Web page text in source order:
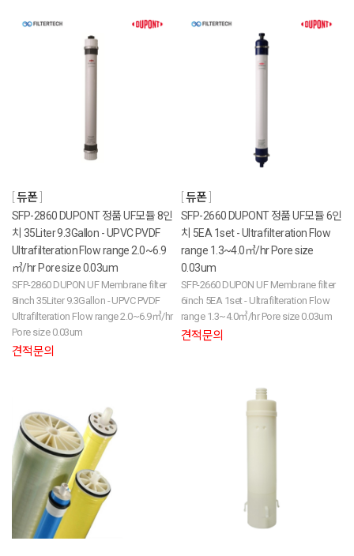
듀폰
SFP-2860 DUPONT 정품 UF모듈 8인
치 35Liter 9.3Gallon - UPVC PVDF
Ultrafilteration Flow range 2.0~6.9
㎥/hr Pore size 0.03um
SFP-2860 DUPON UF Membrane filter
8inch 35Liter 9.3Gallon - UPVC PVDF
Ultrafilteration Flow range 2.0~6.9㎥/hr
Pore size 0.03um
견적문의
듀폰
SFP-2660 DUPONT 정품 UF모듈 6인
치 5EA 1set - Ultrafilteration Flow
range 1.3~4.0㎥/hr Pore size
0.03um
SFP-2660 DUPON UF Membrane filter
6inch 5EA 1set - Ultrafilteration Flow
range 1.3~4.0㎥/hr Pore size 0.03um
견적문의